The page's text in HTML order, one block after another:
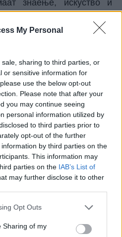
My Personal
sharing to third parties, or
or sensitive information for
use the below opt-out
Please note that after your
you may continue seeing
personal information utilized by
to third parties prior to
opt-out of the further
by third parties on the
This information may
parties on the IAB’s List of
may further disclose it to other
Opt Outs
Sharing of my
знаење, искуство и
рече Газинковски.
ќе донесат големи
администрација и
процедурите и ќе ги
бирократски пречки,
товар врз
побрза интеграција на
неоправдани
страна нема да значи
стандарди.
се на редакцијата
ПРИКРАЛ ОДЗАДИ И ПУКАЛ
КРИТ -Истрага за убиство
на заштитена дива